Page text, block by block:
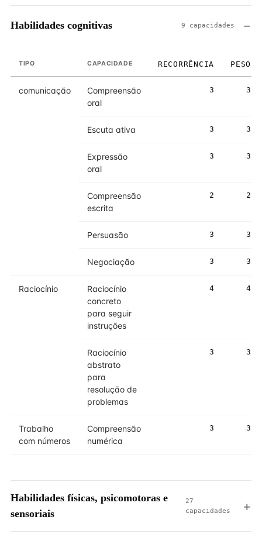
Habilidades cognitivas 9 capacidades
TIPO CAPACIDADE RECORRÊNCIA PESO
comunicação
Compreensão
oral
3 3
Escuta ativa 3 3
Expressão
oral
3 3
Compreensão
escrita
2 2
Persuasão 3 3
Negociação 3 3
Raciocínio
Raciocínio
concreto
para seguir
instruções
4 4
Raciocínio
abstrato
para
resolução de
problemas
3 3
Trabalho
com números
Compreensão
numérica
3 3
Habilidades físicas, psicomotoras e
sensoriais
27
capacidades